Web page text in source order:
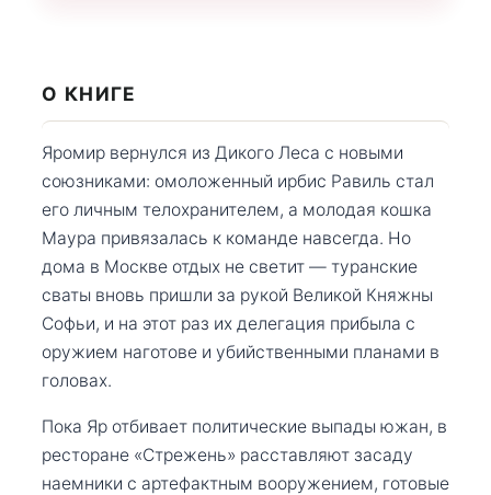
О КНИГЕ
Яромир вернулся из Дикого Леса с новыми
союзниками: омоложенный ирбис Равиль стал
его личным телохранителем, а молодая кошка
Маура привязалась к команде навсегда. Но
дома в Москве отдых не светит — туранские
сваты вновь пришли за рукой Великой Княжны
Софьи, и на этот раз их делегация прибыла с
оружием наготове и убийственными планами в
головах.
Пока Яр отбивает политические выпады южан, в
ресторане «Стрежень» расставляют засаду
наемники с артефактным вооружением, готовые